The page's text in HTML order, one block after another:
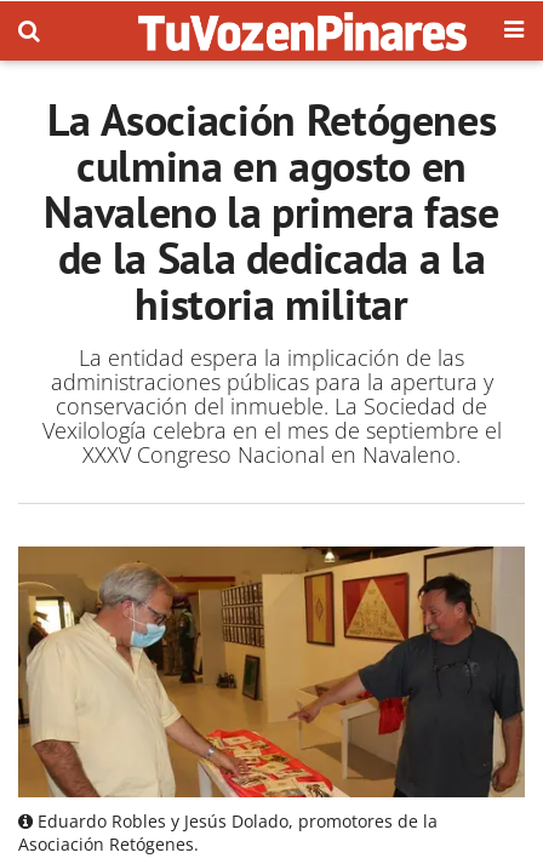
La Asociación Retógenes
culmina en agosto en
Navaleno la primera fase
de la Sala dedicada a la
historia militar
La entidad espera la implicación de las
administraciones públicas para la apertura y
conservación del inmueble. La Sociedad de
Vexilología celebra en el mes de septiembre el
XXXV Congreso Nacional en Navaleno.
Eduardo Robles y Jesús Dolado, promotores de la
Asociación Retógenes.